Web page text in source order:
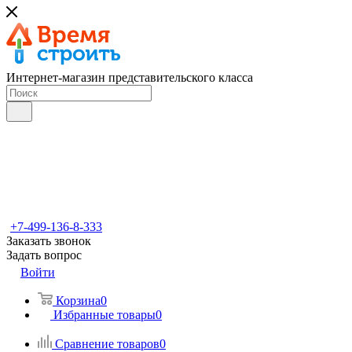
Интернет-магазин представительского класса
+7-499-136-8-333
Заказать звонок
Задать вопрос
Войти
Корзина0
Избранные товары0
Сравнение товаров0